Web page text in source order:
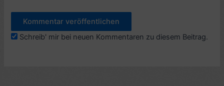
Schreib' mir bei neuen Kommentaren zu diesem Beitrag.